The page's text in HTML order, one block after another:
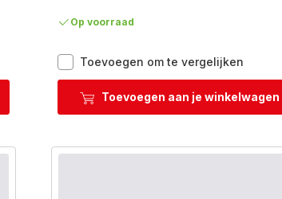
Toevoegen om te vergelijken
Pronto
JM4120
gas
Toevoegen aan je winkelwagen
Op voorraad